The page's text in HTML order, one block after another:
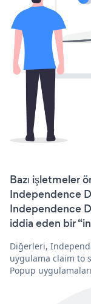
Bazı işletmeler
Independence
Independence
iddia eden bir
Diğerleri,
uygulama claim to
Popup